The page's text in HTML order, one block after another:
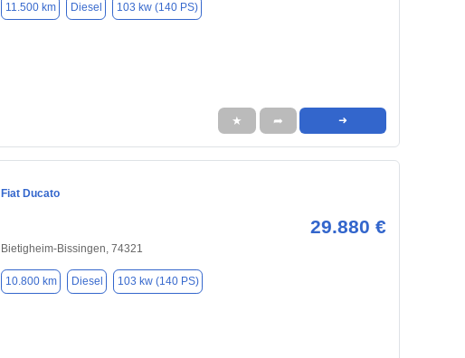
11.500 km Diesel 103 kw (140 PS)
★ ➦ ➜
Fiat Ducato
29.880 €
Bietigheim-Bissingen, 74321
10.800 km Diesel 103 kw (140 PS)